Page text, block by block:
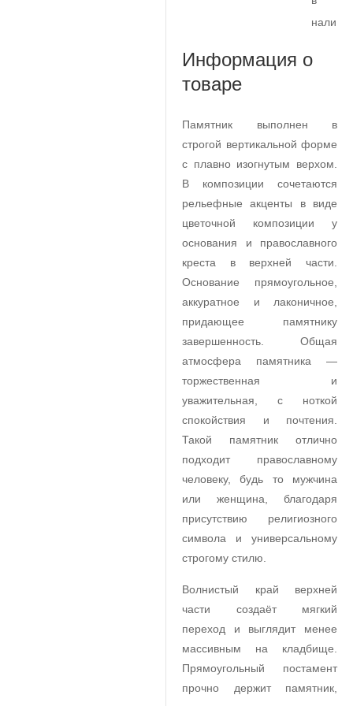
Информация о
товаре
Памятник выполнен в
строгой вертикальной форме
с плавно изогнутым верхом.
В композиции сочетаются
рельефные акценты в виде
цветочной композиции у
основания и православного
креста в верхней части.
Основание прямоугольное,
аккуратное и лаконичное,
придающее памятнику
завершенность. Общая
атмосфера памятника ―
торжественная и
уважительная, с ноткой
спокойствия и почтения.
Такой памятник отлично
подходит православному
человеку, будь то мужчина
или женщина, благодаря
присутствию религиозного
символа и универсальному
строгому стилю.
Волнистый край верхней
части создаёт мягкий
переход и выглядит менее
массивным на кладбище.
Прямоугольный постамент
прочно держит памятник,